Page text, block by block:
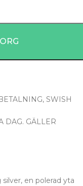
SWISH
DAG. GÄLLER
en polerad yta